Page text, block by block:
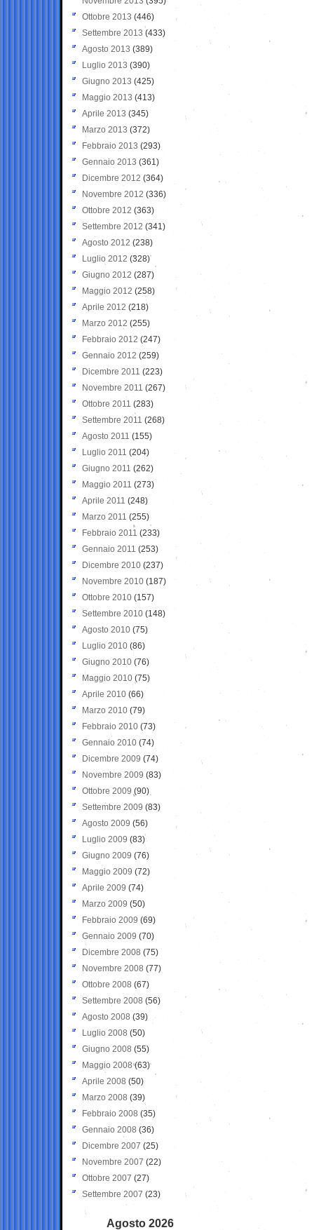
Ottobre 2013 (446)
Settembre 2013 (433)
Agosto 2013 (389)
Luglio 2013 (390)
Giugno 2013 (425)
Maggio 2013 (413)
Aprile 2013 (345)
Marzo 2013 (372)
Febbraio 2013 (293)
Gennaio 2013 (361)
Dicembre 2012 (364)
Novembre 2012 (336)
Ottobre 2012 (363)
Settembre 2012 (341)
Agosto 2012 (238)
Luglio 2012 (328)
Giugno 2012 (287)
Maggio 2012 (258)
Aprile 2012 (218)
Marzo 2012 (255)
Febbraio 2012 (247)
Gennaio 2012 (259)
Dicembre 2011 (223)
Novembre 2011 (267)
Ottobre 2011 (283)
Settembre 2011 (268)
Agosto 2011 (155)
Luglio 2011 (204)
Giugno 2011 (262)
Maggio 2011 (273)
Aprile 2011 (248)
Marzo 2011 (255)
Febbraio 2011 (233)
Gennaio 2011 (253)
Dicembre 2010 (237)
Novembre 2010 (187)
Ottobre 2010 (157)
Settembre 2010 (148)
Agosto 2010 (75)
Luglio 2010 (86)
Giugno 2010 (76)
Maggio 2010 (75)
Aprile 2010 (66)
Marzo 2010 (79)
Febbraio 2010 (73)
Gennaio 2010 (74)
Dicembre 2009 (74)
Novembre 2009 (83)
Ottobre 2009 (90)
Settembre 2009 (83)
Agosto 2009 (56)
Luglio 2009 (83)
Giugno 2009 (76)
Maggio 2009 (72)
Aprile 2009 (74)
Marzo 2009 (50)
Febbraio 2009 (69)
Gennaio 2009 (70)
Dicembre 2008 (75)
Novembre 2008 (77)
Ottobre 2008 (67)
Settembre 2008 (56)
Agosto 2008 (39)
Luglio 2008 (50)
Giugno 2008 (55)
Maggio 2008(63)
Aprile 2008 (50)
Marzo 2008 (39)
Febbraio 2008 (35)
Gennaio 2008 (36)
Dicembre 2007 (25)
Novembre 2007 (22)
Ottobre 2007 (27)
Settembre 2007 (23)
Agosto 2026